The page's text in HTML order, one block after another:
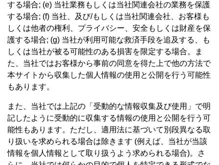
する場合; (e) 当社業務もしくは当社関連会社の業務を保護
する場合; (f) 当社、及び/もしくは当社関連会社、お客様も
しくは他者の権利、プライバシー、安全もしくは財産を保
護する場合; (g) 当社が利用可能な救済手段を追及する、も
しくは当社が被る可能性のある損害を限定する場合。ま
た、当社ではお客様から事前の同意を得た上で他の方法で
本サイトから収集した個人情報の使用と公開を行う可能性
もあります。
また、当社では上記の「受動的な情報収集及び使用」で明
記したように受動的に収集する情報の使用と公開を行う可
能性もあります。ただし、適用法に基づいて別段異なる取
り扱いを求められる場合は除きます (例えば、当社が当該
情報を個人情報として取り扱うよう求められる場合)。さ